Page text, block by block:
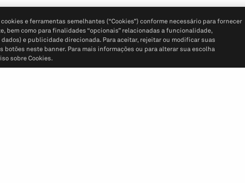
e ferramentas semelhantes (“Cookies”) conforme necessário para fornecer
bem como para finalidades “opcionais” relacionadas a funcionalidade,
e publicidade direcionada. Para aceitar, rejeitar ou modificar suas
neste banner. Para mais informações ou para alterar sua escolha
sobre Cookies.